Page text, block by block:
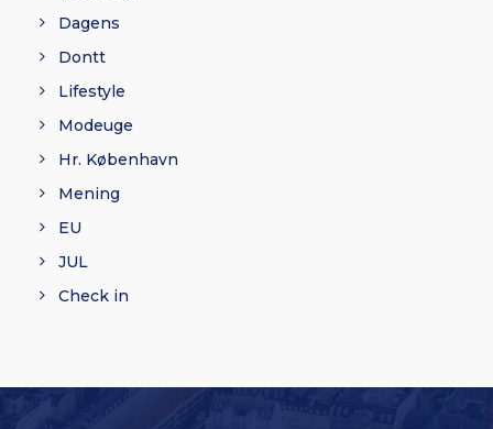
Dagens
Dontt
Lifestyle
Modeuge
Hr. København
Mening
EU
JUL
Check in